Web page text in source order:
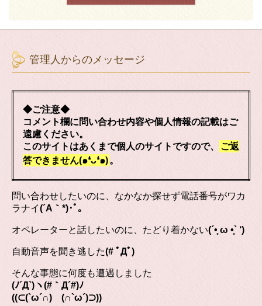
管理人からのメッセージ
◆ご注意◆
コメント欄に問い合わせ内容や個人情報の記載はご
遠慮ください。
このサイトはあくまで個人のサイトですので、
ご返
答できません(๑❛ᴗ❛๑)。
問い合わせしたいのに、なかなか探せず電話番号がワカ
ラナイ(´A｀*)･ﾟ｡
オペレーターと話したいのに、たどり着かない(´•̥ ω •̥` ‘)
自動音声を聞き逃した(# ﾟДﾟ)
そんな事態に何度も遭遇しました
(ﾉ´Д`)ヽ(#｀Д´#)ﾉ
((⊂(`ω´∩) (∩`ω´)⊃))